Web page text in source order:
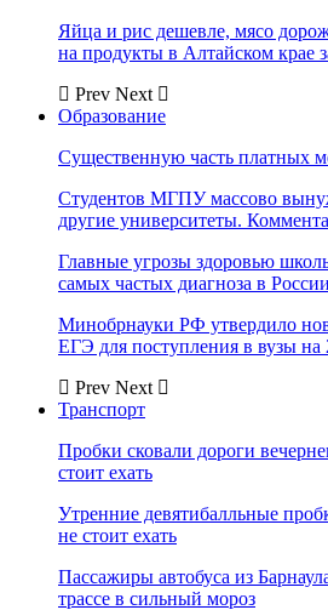
Яйца и рис дешевле, мясо
на продукты в Алтайском крае
Prev Next
Образование
Существенную часть платных
Студентов МГПУ массово
другие университеты.
Главные угрозы здоровью
самых частых диагноза в России
Минобрнауки РФ утвердило
ЕГЭ для поступления в вузы
Prev Next
Транспорт
Пробки сковали дороги
стоит ехать
Утренние девятибалльные
не стоит ехать
Пассажиры автобуса из
трассе в сильный мороз